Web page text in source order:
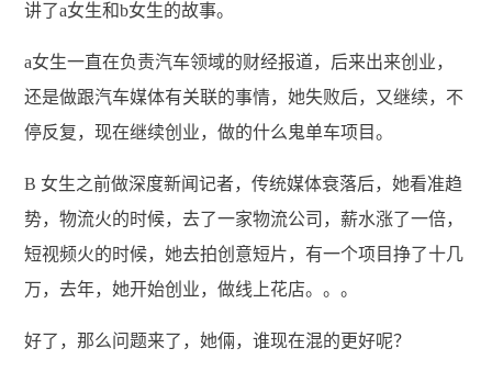
讲了a女生和b女生的故事。
a女生一直在负责汽车领域的财经报道，后来出来创业，
还是做跟汽车媒体有关联的事情，她失败后，又继续，不
停反复，现在继续创业，做的什么鬼单车项目。
B 女生之前做深度新闻记者，传统媒体衰落后，她看准趋
势，物流火的时候，去了一家物流公司，薪水涨了一倍，
短视频火的时候，她去拍创意短片，有一个项目挣了十几
万，去年，她开始创业，做线上花店。。。
好了，那么问题来了，她倆，谁现在混的更好呢？